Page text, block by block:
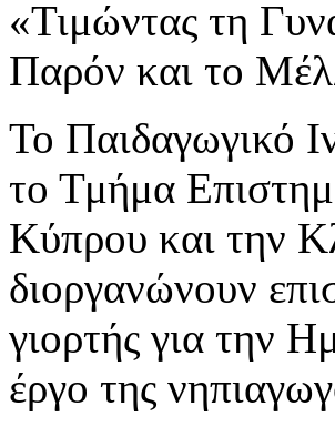
Το Παιδαγωγικό
το Τμήμα
Κύπρου και την
διοργανώνουν
γιορτής για την
έργο της